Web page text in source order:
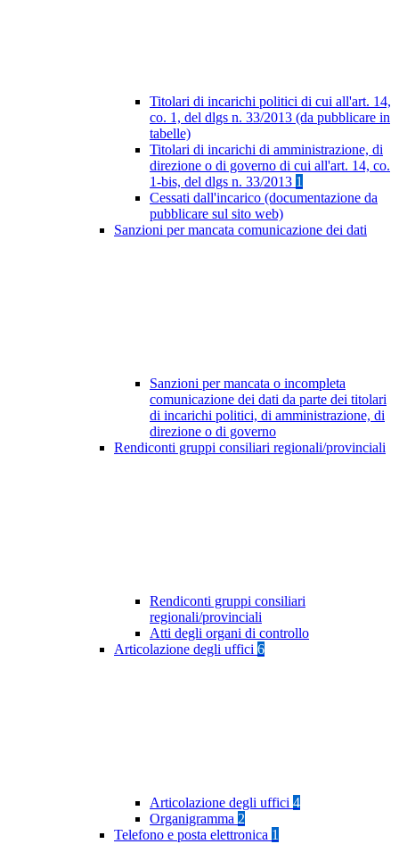
Titolari di incarichi politici di cui all'art. 14,
co. 1, del dlgs n. 33/2013 (da pubblicare in
tabelle)
Titolari di incarichi di amministrazione, di
direzione o di governo di cui all'art. 14, co.
1-bis, del dlgs n. 33/2013 1
Cessati dall'incarico (documentazione da
pubblicare sul sito web)
Sanzioni per mancata comunicazione dei dati
Sanzioni per mancata o incompleta
comunicazione dei dati da parte dei titolari
di incarichi politici, di amministrazione, di
direzione o di governo
Rendiconti gruppi consiliari regionali/provinciali
Rendiconti gruppi consiliari
regionali/provinciali
Atti degli organi di controllo
Articolazione degli uffici 6
Articolazione degli uffici 4
Organigramma 2
Telefono e posta elettronica 1